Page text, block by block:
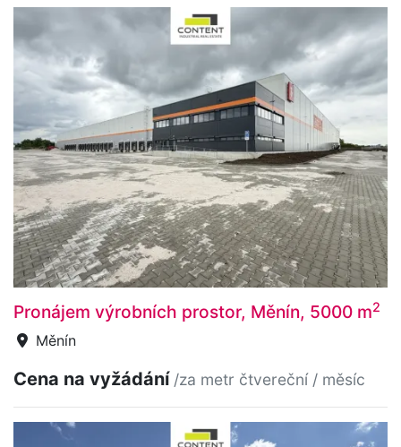
Pronájem výrobních prostor, Měnín, 5000 m2
Měnín
Cena na vyžádání /za metr čtvereční / měsíc